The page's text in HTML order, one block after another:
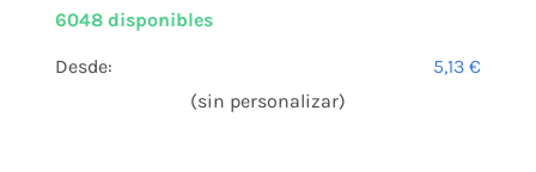
6048 disponibles
Desde: 5,13€
(sin personalizar)